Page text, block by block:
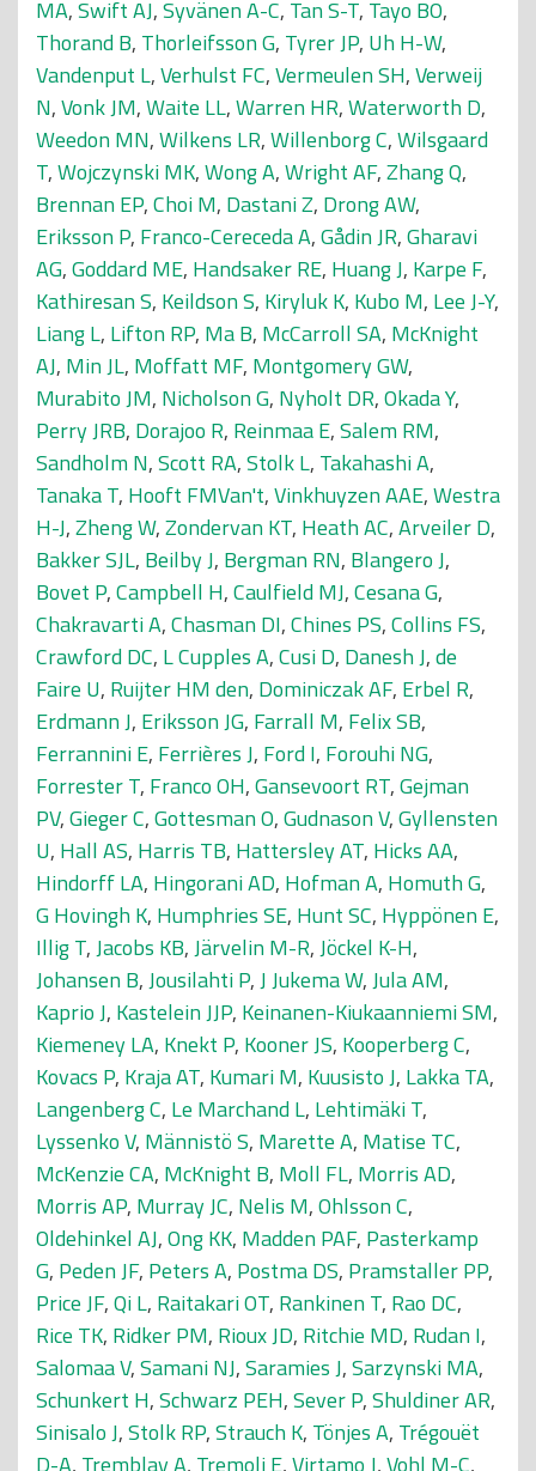
MA,Swift AJ,Syvänen A-C, Tan S-T, Tayo BO,
Thorand B, Thorleifsson G, Tyrer JP, Uh H-W,
Vandenput L,Verhulst FC,Vermeulen SH,Verweij
N,Vonk JM,Waite LL,Warren HR,Waterworth D,
Weedon MN,Wilkens LR,Willenborg C,Wilsgaard
T,Wojczynski MK,Wong A,Wright AF,Zhang Q,
Brennan EP,Choi M, Dastani Z, Drong AW,
Eriksson P, Franco-Cereceda A,Gådin JR,Gharavi
AG,Goddard ME, Handsaker RE, Huang J, Karpe F,
Kathiresan S, Keildson S, Kiryluk K, Kubo M, Lee J-Y,
Liang L, Lifton RP, Ma B, McCarroll SA, McKnight
AJ, Min JL, Moffatt MF, Montgomery GW,
Murabito JM, Nicholson G, Nyholt DR,Okada Y,
Perry JRB, Dorajoo R, Reinmaa E,Salem RM,
Sandholm N,Scott RA,Stolk L, Takahashi A,
Tanaka T, Hooft FMVan't,Vinkhuyzen AAE,Westra
H-J,Zheng W,Zondervan KT, Heath AC,Arveiler D,
Bakker SJL, Beilby J, Bergman RN, Blangero J,
Bovet P,Campbell H,Caulfield MJ,Cesana G,
Chakravarti A,Chasman DI,Chines PS,Collins FS,
Crawford DC, L Cupples A,Cusi D, Danesh J,de
Faire U, Ruijter HM den, Dominiczak AF, Erbel R,
Erdmann J, Eriksson JG, Farrall M, Felix SB,
Ferrannini E, Ferrières J, Ford I, Forouhi NG,
Forrester T, Franco OH,Gansevoort RT,Gejman
PV,Gieger C,Gottesman O,Gudnason V,Gyllensten
U, Hall AS, Harris TB, Hattersley AT, Hicks AA,
Hindorff LA, Hingorani AD, Hofman A, Homuth G,
G Hovingh K, Humphries SE, Hunt SC, Hyppönen E,
Illig T,Jacobs KB,Järvelin M-R,Jöckel K-H,
Johansen B,Jousilahti P,J Jukema W,Jula AM,
Kaprio J, Kastelein JJP, Keinanen-Kiukaanniemi SM,
Kiemeney LA, Knekt P, Kooner JS, Kooperberg C,
Kovacs P, Kraja AT, Kumari M, Kuusisto J, Lakka TA,
Langenberg C, Le Marchand L, Lehtimäki T,
Lyssenko V, Männistö S, Marette A, Matise TC,
McKenzie CA, McKnight B, Moll FL, Morris AD,
Morris AP, Murray JC, Nelis M,Ohlsson C,
Oldehinkel AJ,Ong KK, Madden PAF, Pasterkamp
G, Peden JF, Peters A, Postma DS, Pramstaller PP,
Price JF,Qi L, Raitakari OT, Rankinen T, Rao DC,
Rice TK, Ridker PM, Rioux JD, Ritchie MD, Rudan I,
Salomaa V,Samani NJ,Saramies J,Sarzynski MA,
Schunkert H,Schwarz PEH,Sever P,Shuldiner AR,
Sinisalo J,Stolk RP,Strauch K, Tönjes A, Trégouët
D-A, Tremblay A, Tremoli E,Virtamo J,Vohl M-C,